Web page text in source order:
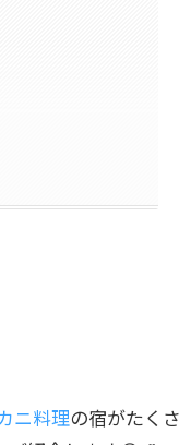
ニ料理の宿がたくさ